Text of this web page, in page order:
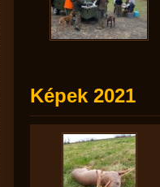
Képek 2021